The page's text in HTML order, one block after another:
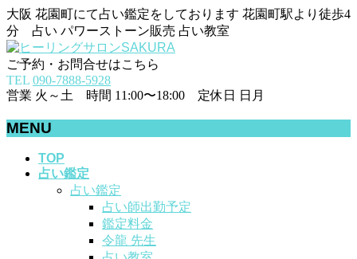
大阪 花園町にて占い鑑定をしております 花園町駅より徒歩4
分 占い パワーストーン販売 占い教室
ご予約・お問合せはこちら
TEL 090-7888-5928
営業 火～土 時間 11:00〜18:00 定休日 日月
MENU
TOP
占い鑑定
占い鑑定
占い師出勤予定
鑑定料金
令龍 先生